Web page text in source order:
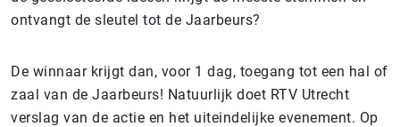
ontvangt de sleutel tot de Jaarbeurs?
De winnaar krijgt dan, voor 1 dag, toegang tot een hal of
zaal van de Jaarbeurs! Natuurlijk doet RTV Utrecht
verslag van de actie en het uiteindelijke evenement. Op